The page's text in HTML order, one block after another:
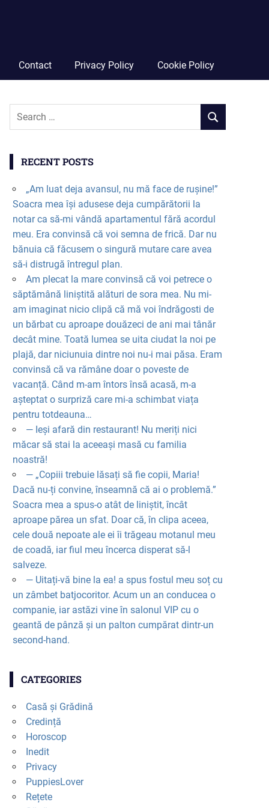
Contact Privacy Policy Cookie Policy
RECENT POSTS
„Am luat deja avansul, nu mă face de rușine!”
Soacra mea își adusese deja cumpărătorii la
notar ca să-mi vândă apartamentul fără acordul
meu. Era convinsă că voi semna de frică. Dar nu
bănuia că făcusem o singură mutare care avea
să-i distrugă întregul plan.
Am plecat la mare convinsă că voi petrece o
săptămână liniștită alături de sora mea. Nu mi-
am imaginat nicio clipă că mă voi îndrăgosti de
un bărbat cu aproape douăzeci de ani mai tânăr
decât mine. Toată lumea se uita ciudat la noi pe
plajă, dar niciunuia dintre noi nu-i mai păsa. Eram
convinsă că va rămâne doar o poveste de
vacanță. Când m-am întors însă acasă, m-a
așteptat o surpriză care mi-a schimbat viața
pentru totdeauna…
— Ieși afară din restaurant! Nu meriți nici
măcar să stai la aceeași masă cu familia
noastră!
— „Copiii trebuie lăsați să fie copii, Maria!
Dacă nu-ți convine, înseamnă că ai o problemă.”
Soacra mea a spus-o atât de liniștit, încât
aproape părea un sfat. Doar că, în clipa aceea,
cele două nepoate ale ei îi trăgeau motanul meu
de coadă, iar fiul meu încerca disperat să-l
salveze.
— Uitați-vă bine la ea! a spus fostul meu soț cu
un zâmbet batjocoritor. Acum un an conducea o
companie, iar astăzi vine în salonul VIP cu o
geantă de pânză și un palton cumpărat dintr-un
second-hand.
CATEGORIES
Casă și Grădină
Credință
Horoscop
Inedit
Privacy
PuppiesLover
Rețete